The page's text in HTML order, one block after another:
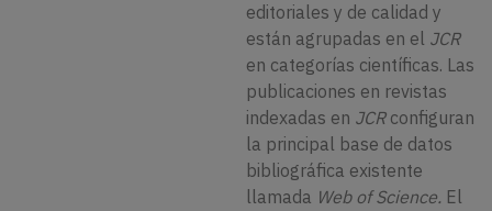
editoriales y de calidad y
están agrupadas en el JCR
en categorías científicas. Las
publicaciones en revistas
indexadas en JCR configuran
la principal base de datos
bibliográfica existente
llamada Web of Science. El